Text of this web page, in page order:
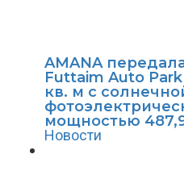
AMANA
Futtaim Auto
кв. м с
мощностью
Новости